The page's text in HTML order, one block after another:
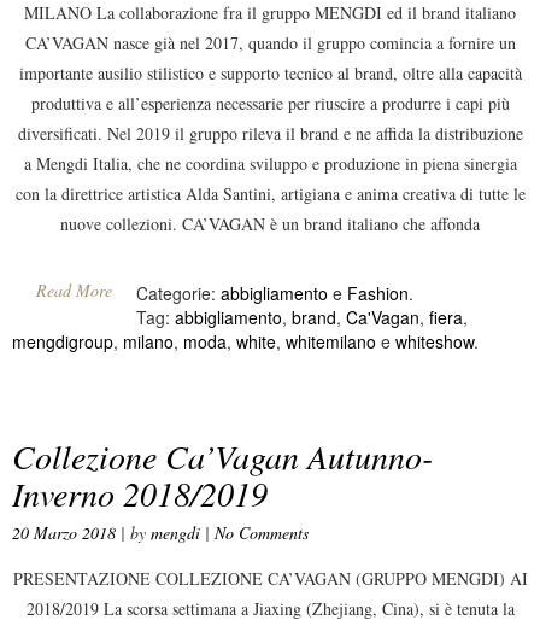
MILANO La collaborazione fra il gruppo MENGDI ed il brand italiano
CA’VAGAN nasce già nel 2017, quando il gruppo comincia a fornire un
importante ausilio stilistico e supporto tecnico al brand, oltre alla capacità
produttiva e all’esperienza necessarie per riuscire a produrre i capi più
diversificati. Nel 2019 il gruppo rileva il brand e ne affida la distribuzione
a Mengdi Italia, che ne coordina sviluppo e produzione in piena sinergia
con la direttrice artistica Alda Santini, artigiana e anima creativa di tutte le
nuove collezioni. CA’VAGAN è un brand italiano che affonda
Read More Categorie: abbigliamento e Fashion.
Tag: abbigliamento, brand, Ca'Vagan, fiera,
mengdigroup, milano, moda, white, whitemilano e whiteshow.
Collezione Ca’Vagan Autunno-
Inverno 2018/2019
20 Marzo 2018 | by mengdi | No Comments
PRESENTAZIONE COLLEZIONE CA’VAGAN (GRUPPO MENGDI) AI
2018/2019 La scorsa settimana a Jiaxing (Zhejiang, Cina), si è tenuta la